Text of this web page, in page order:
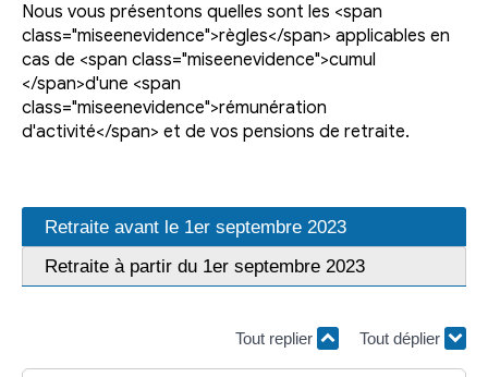
Nous vous présentons quelles sont les <span
class="miseenevidence">règles</span> applicables en
cas de <span class="miseenevidence">cumul
</span>d'une <span
class="miseenevidence">rémunération
d'activité</span> et de vos pensions de retraite.
Retraite avant le 1er septembre 2023
Retraite à partir du 1er septembre 2023
Tout replier Tout déplier